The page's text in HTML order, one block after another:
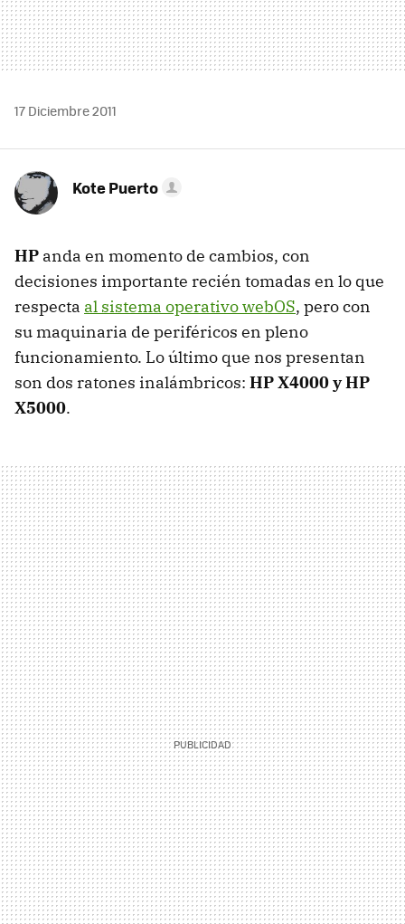
17 Diciembre 2011
Kote Puerto
HP anda en momento de cambios, con
decisiones importante recién tomadas en lo que
respecta al sistema operativo webOS, pero con
su maquinaria de periféricos en pleno
funcionamiento. Lo último que nos presentan
son dos ratones inalámbricos: HP X4000 y HP
X5000.